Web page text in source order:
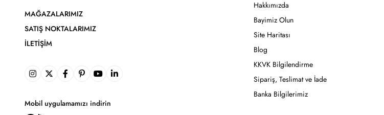
MAĞAZALARIMIZ
SATIŞ NOKTALARIMIZ
İLETIŞIM
Mobil uygulamamızı indirin
Hakkımızda
Bayimiz Olun
Site Haritası
Blog
KKVK Bilgilendirme
Sipariş, Teslimat ve İade
Banka Bilgilerimiz